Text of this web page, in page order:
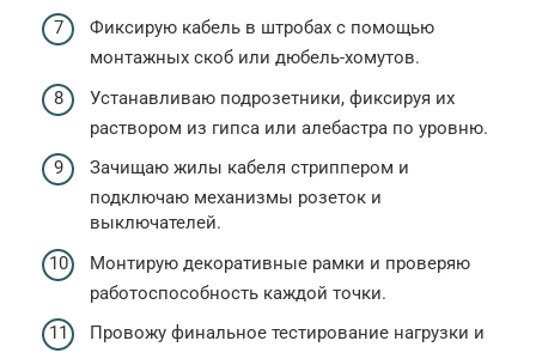
Фиксирую кабель в штробах с помощью
монтажных скоб или дюбель-хомутов.
Устанавливаю подрозетники, фиксируя их
раствором из гипса или алебастра по уровню.
Зачищаю жилы кабеля стриппером и
подключаю механизмы розеток и
выключателей.
Монтирую декоративные рамки и проверяю
работоспособность каждой точки.
Провожу финальное тестирование нагрузки и